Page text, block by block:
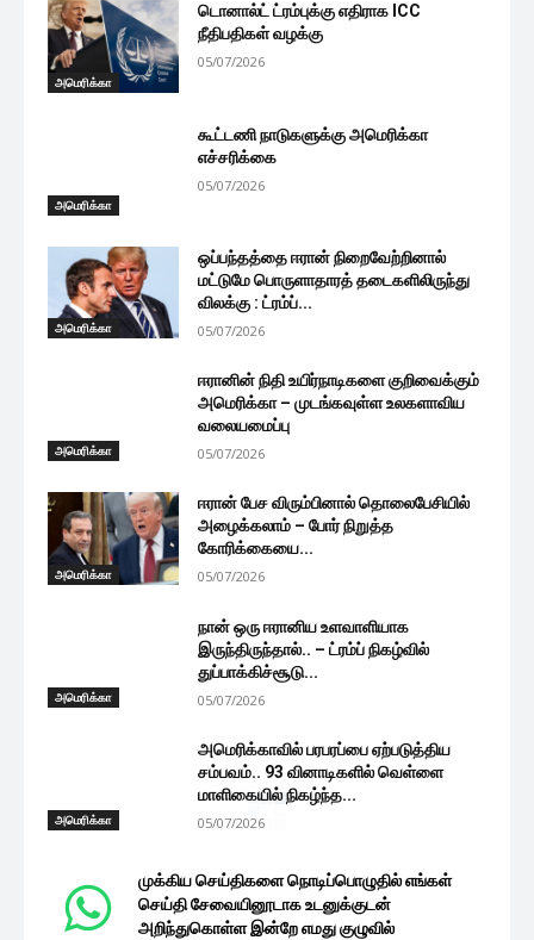
அமெரிக்கா
டொனால்ட் ட்ரம்புக்கு எதிராக ICC
நீதிபதிகள் வழக்கு
05/07/2026
அமெரிக்கா
கூட்டணி நாடுகளுக்கு அமெரிக்கா
எச்சரிக்கை
05/07/2026
அமெரிக்கா
ஒப்பந்தத்தை ஈரான் நிறைவேற்றினால்
மட்டுமே பொருளாதாரத் தடைகளிலிருந்து
விலக்கு : ட்ரம்ப்...
05/07/2026
அமெரிக்கா
ஈரானின் நிதி உயிர்நாடிகளை குறிவைக்கும்
அமெரிக்கா – முடங்கவுள்ள உலகளாவிய
வலையமைப்பு
05/07/2026
அமெரிக்கா
ஈரான் பேச விரும்பினால் தொலைபேசியில்
அழைக்கலாம் – போர் நிறுத்த
கோரிக்கையை...
05/07/2026
அமெரிக்கா
நான் ஒரு ஈரானிய உளவாளியாக
இருந்திருந்தால்.. – ட்ரம்ப் நிகழ்வில்
துப்பாக்கிச்சூடு...
05/07/2026
அமெரிக்கா
அமெரிக்காவில் பரபரப்பை ஏற்படுத்திய
சம்பவம்.. 93 வினாடிகளில் வெள்ளை
மாளிகையில் நிகழ்ந்த...
05/07/2026
முக்கிய செய்திகளை நொடிப்பொழுதில் எங்கள்
செய்தி சேவையினூடாக உடனுக்குடன்
அறிந்துகொள்ள இன்றே எமது குழுவில்